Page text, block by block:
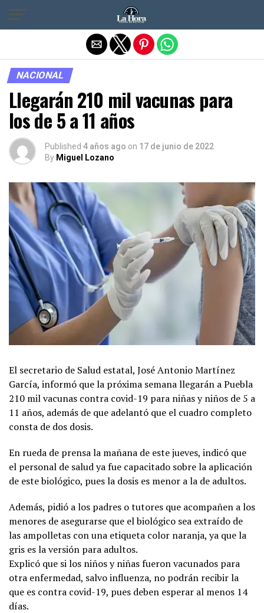
NACIONAL
Llegarán 210 mil vacunas para
los de 5 a 11 años
Published 4 años ago on 17 de junio de 2022
By Miguel Lozano
El secretario de Salud estatal, José Antonio Martínez
García, informó que la próxima semana llegarán a Puebla
210 mil vacunas contra covid-19 para niñas y niños de 5 a
11 años, además de que adelantó que el cuadro completo
consta de dos dosis.
En rueda de prensa la mañana de este jueves, indicó que
el personal de salud ya fue capacitado sobre la aplicación
de este biológico, pues la dosis es menor a la de adultos.
Además, pidió a los padres o tutores que acompañen a los
menores de asegurarse que el biológico sea extraído de
las ampolletas con una etiqueta color naranja, ya que la
gris es la versión para adultos.
Explicó que si los niños y niñas fueron vacunados para
otra enfermedad, salvo influenza, no podrán recibir la
que es contra covid-19, pues deben esperar al menos 14
días.
Salir de la versión móvil